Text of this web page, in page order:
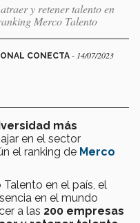
y retener talento en
Merco Talento
CONECTA - 14/07/2023
más
en el sector
el ranking de Merco
en el país, el
en el mundo
a las 200 empresas